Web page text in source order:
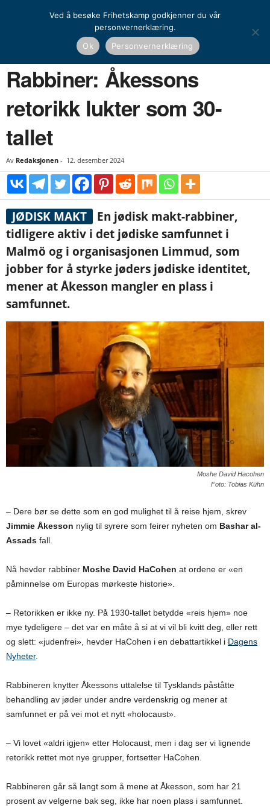
Norden Rabbiner: Åkessons retorikk lukter som 30-tallet
Rabbiner: Åkessons
retorikk lukter som 30-
tallet
Av Redaksjonen - 12. desember 2024
JØDISK MAKT
En jødisk makt-rabbiner,
tidligere aktiv i det jødiske samfunnet i
Malmö og i organisasjonen Limmud, som
jobber for å styrke jøders jødiske identitet,
mener at Åkesson mangler en plass i
samfunnet.
Moshe David Hacohen
Foto: Tobias Kühn
– Dere bør se dette som en god mulighet til å reise hjem, skrev
Jimmie Åkesson nylig til syrere som feirer nyheten om Bashar al-
Assads fall.
Nå hevder rabbiner Moshe David HaCohen at ordene er «en
påminnelse om Europas mørkeste historie».
– Retorikken er ikke ny. På 1930-tallet betydde «reis hjem» noe
mye tydeligere – det var en måte å si at vi vil bli kvitt deg, eller rett
og slett: «judenfrei», hevder HaCohen i en debattartikkel i Dagens
Nyheter.
Rabbineren knytter Åkessons uttalelse til Tysklands påståtte
behandling av jøder under andre verdenskrig og mener at
samfunnet er på vei mot et nytt «holocaust».
– Vi lovet «aldri igjen» etter Holocaust, men i dag ser vi lignende
retorikk rettet mot nye grupper, fortsetter HaCohen.
Rabbineren går så langt som å mene at Åkesson, som har 21
prosent av velgerne bak seg, ikke har noen plass i samfunnet.
Ved å besøke Frihetskamp godkjenner du vår
personvernerklæring.
Ok
Personvernerklæring